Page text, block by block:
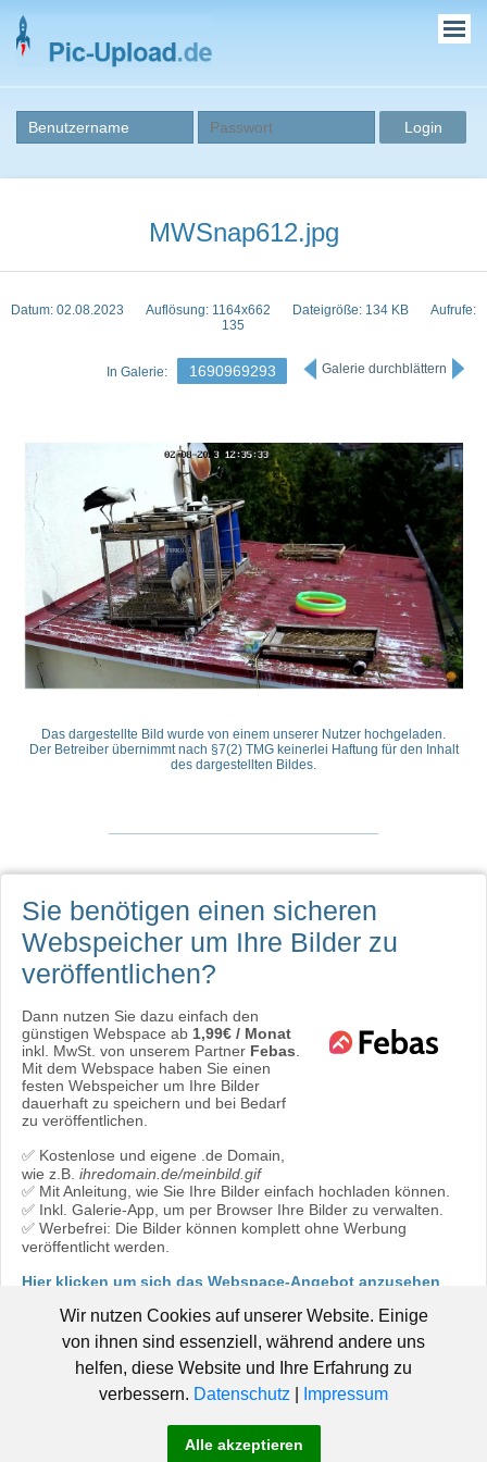
Wir nutzen Cookies auf unserer Website. Einige
von ihnen sind essenziell, während andere uns
helfen, diese Website und Ihre Erfahrung zu
verbessern. Datenschutz Impressum
Alle akzeptieren
MWSnap612.jpg
Datum: 02.08.2023 Auflösung: 1164x662 Dateigröße: 134 KB
Aufrufe:
135
Galerie durchblättern
1690969293
In Galerie:
Das dargestellte Bild wurde von einem unserer Nutzer hochgeladen.
Der Betreiber übernimmt nach §7(2) TMG keinerlei Haftung für den Inhalt
des dargestellten Bildes.
Sie benötigen einen sicheren
Webspeicher um Ihre Bilder zu
veröffentlichen?
Dann nutzen Sie dazu einfach den
günstigen Webspace ab 1,99€ / Monat
inkl. MwSt. von unserem Partner Febas.
Mit dem Webspace haben Sie einen
festen Webspeicher um Ihre Bilder
dauerhaft zu speichern und bei Bedarf
zu veröffentlichen.
✅ Kostenlose und eigene .de Domain,
wie z.B. ihredomain.de/meinbild.gif
✅ Mit Anleitung, wie Sie Ihre Bilder einfach hochladen können.
✅ Inkl. Galerie-App, um per Browser Ihre Bilder zu verwalten.
✅ Werbefrei: Die Bilder können komplett ohne Werbung
veröffentlicht werden.
Hier klicken um sich das Webspace-Angebot anzusehen
© 2006 - 2019 Pic-Upload.de -Hosted by Febas